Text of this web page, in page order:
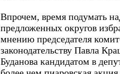
Впрочем, время подумать
предложенных округов
мнению председателя
законодательству Павла
Буданова кандидатом в